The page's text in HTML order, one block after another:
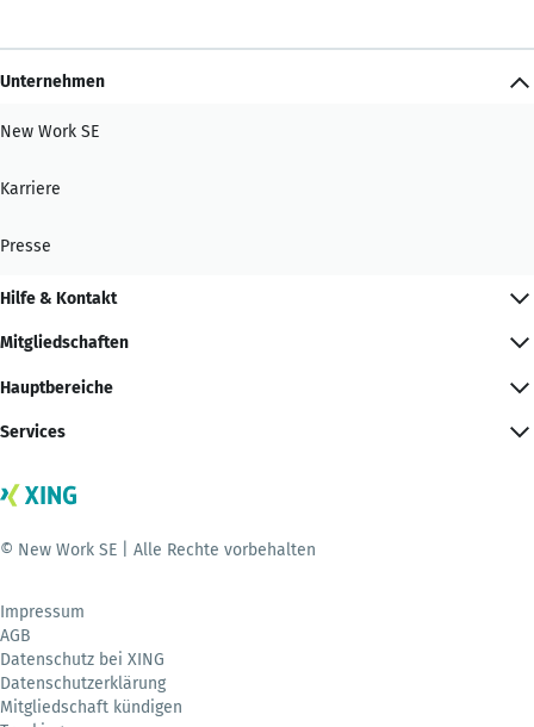
Unternehmen
New Work SE
Karriere
Presse
Hilfe & Kontakt
Mitgliedschaften
Hauptbereiche
Services
© New Work SE | Alle Rechte vorbehalten
Impressum
AGB
Datenschutz bei XING
Datenschutzerklärung
Mitgliedschaft kündigen